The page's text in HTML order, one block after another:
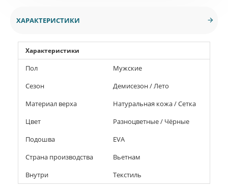
ХАРАКТЕРИСТИКИ
Характеристики
Пол
Мужские
Сезон
Демисезон / Лето
Материал верха
Натуральная кожа / Сетка
Цвет
Разноцветные / Чёрные
Подошва
EVA
Страна производства
Вьетнам
Внутри
Текстиль